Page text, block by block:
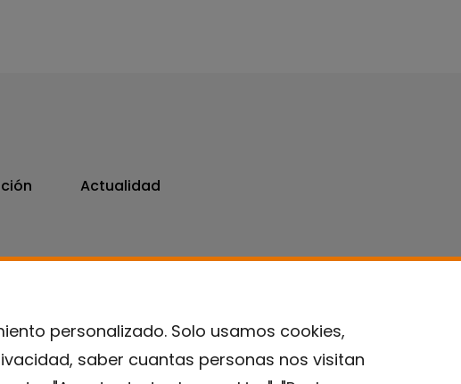
personalizado. Solo usamos cookies,
saber cuantas personas nos visitan
Actualidad